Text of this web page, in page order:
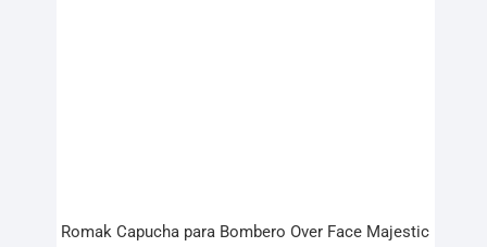
Romak Capucha para Bombero Over Face Majestic